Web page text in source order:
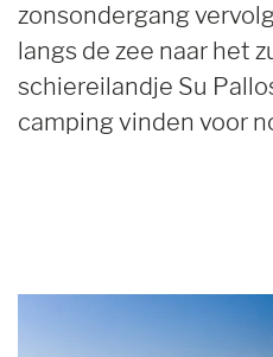
zonsondergang
langs de zee naar het
schiereilandje Su
camping vinden voor